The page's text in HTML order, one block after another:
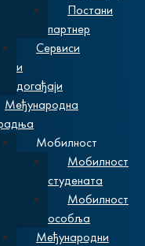
Постани
партнер
Сервиси
и
догађаји
Међународна
Мобилност
Мобилност
студената
Мобилност
особља
Међународни